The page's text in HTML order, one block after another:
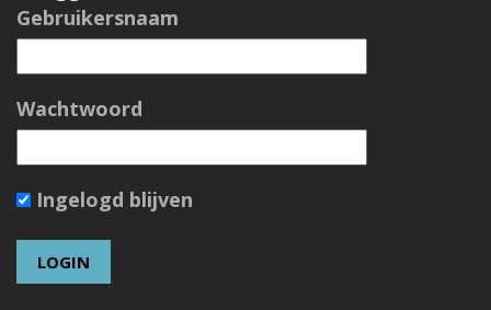
Gebruikersnaam
Wachtwoord
Ingelogd blijven